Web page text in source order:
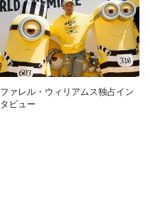
ファレル・ウィリアムス独占イン
タビュー